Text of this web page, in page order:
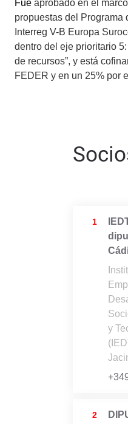
Fueaprobado en el
propuestas del Programa
Interreg V-B Europa
dentro del eje prioritario
de recursos”, y está
FEDER y en un 25% por
1
y
2